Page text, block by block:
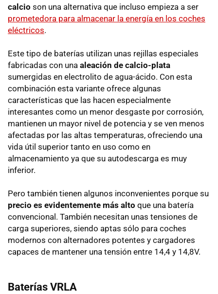
calcio son una alternativa que incluso empieza a ser
prometedora para almacenar la energía en los coches
eléctricos.
Este tipo de baterías utilizan unas rejillas especiales
fabricadas con una aleación de calcio-plata
sumergidas en electrolito de agua-ácido. Con esta
combinación esta variante ofrece algunas
características que las hacen especialmente
interesantes como un menor desgaste por corrosión,
mantienen un mayor nivel de potencia y se ven menos
afectadas por las altas temperaturas, ofreciendo una
vida útil superior tanto en uso como en
almacenamiento ya que su autodescarga es muy
inferior.
Pero también tienen algunos inconvenientes porque su
precio es evidentemente más alto que una batería
convencional. También necesitan unas tensiones de
carga superiores, siendo aptas sólo para coches
modernos con alternadores potentes y cargadores
capaces de mantener una tensión entre 14,4 y 14,8V.
Baterías VRLA